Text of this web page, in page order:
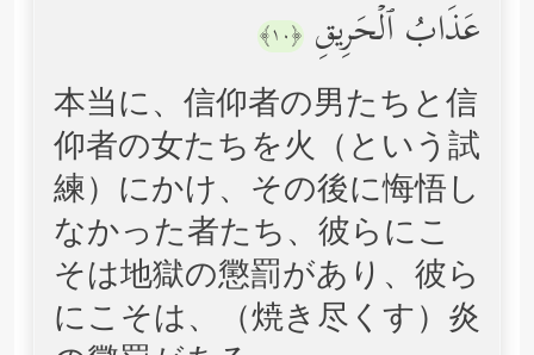
عَذَابُ ٱلۡحَرِیقِ ﴿١٠﴾
本当に、信仰者の男たちと信
仰者の女たちを火（という試
練）にかけ、その後に悔悟し
なかった者たち、彼らにこ
そは地獄の懲罰があり、彼ら
にこそは、（焼き尽くす）炎